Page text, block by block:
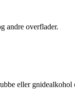
andre overflader.
eller